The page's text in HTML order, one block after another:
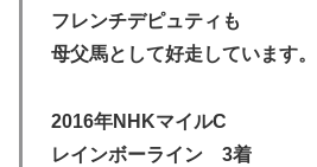
フレンチデピュティも
母父馬として好走しています。
2016年NHKマイルC
レインボーライン 3着